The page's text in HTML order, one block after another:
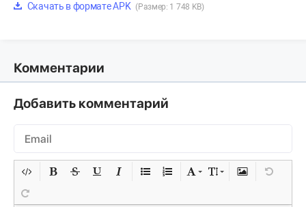
Скачать в формате APK (Размер: 1 748 KB)
Комментарии
Добавить комментарий